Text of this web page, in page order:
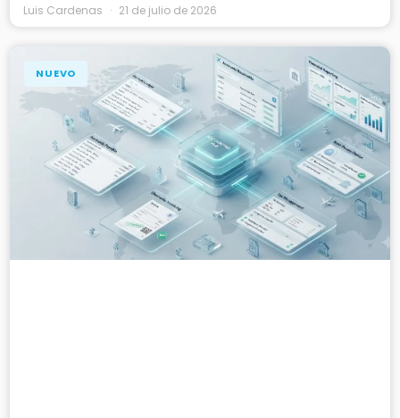
Luis Cardenas 21 de julio de 2026
NUEVO